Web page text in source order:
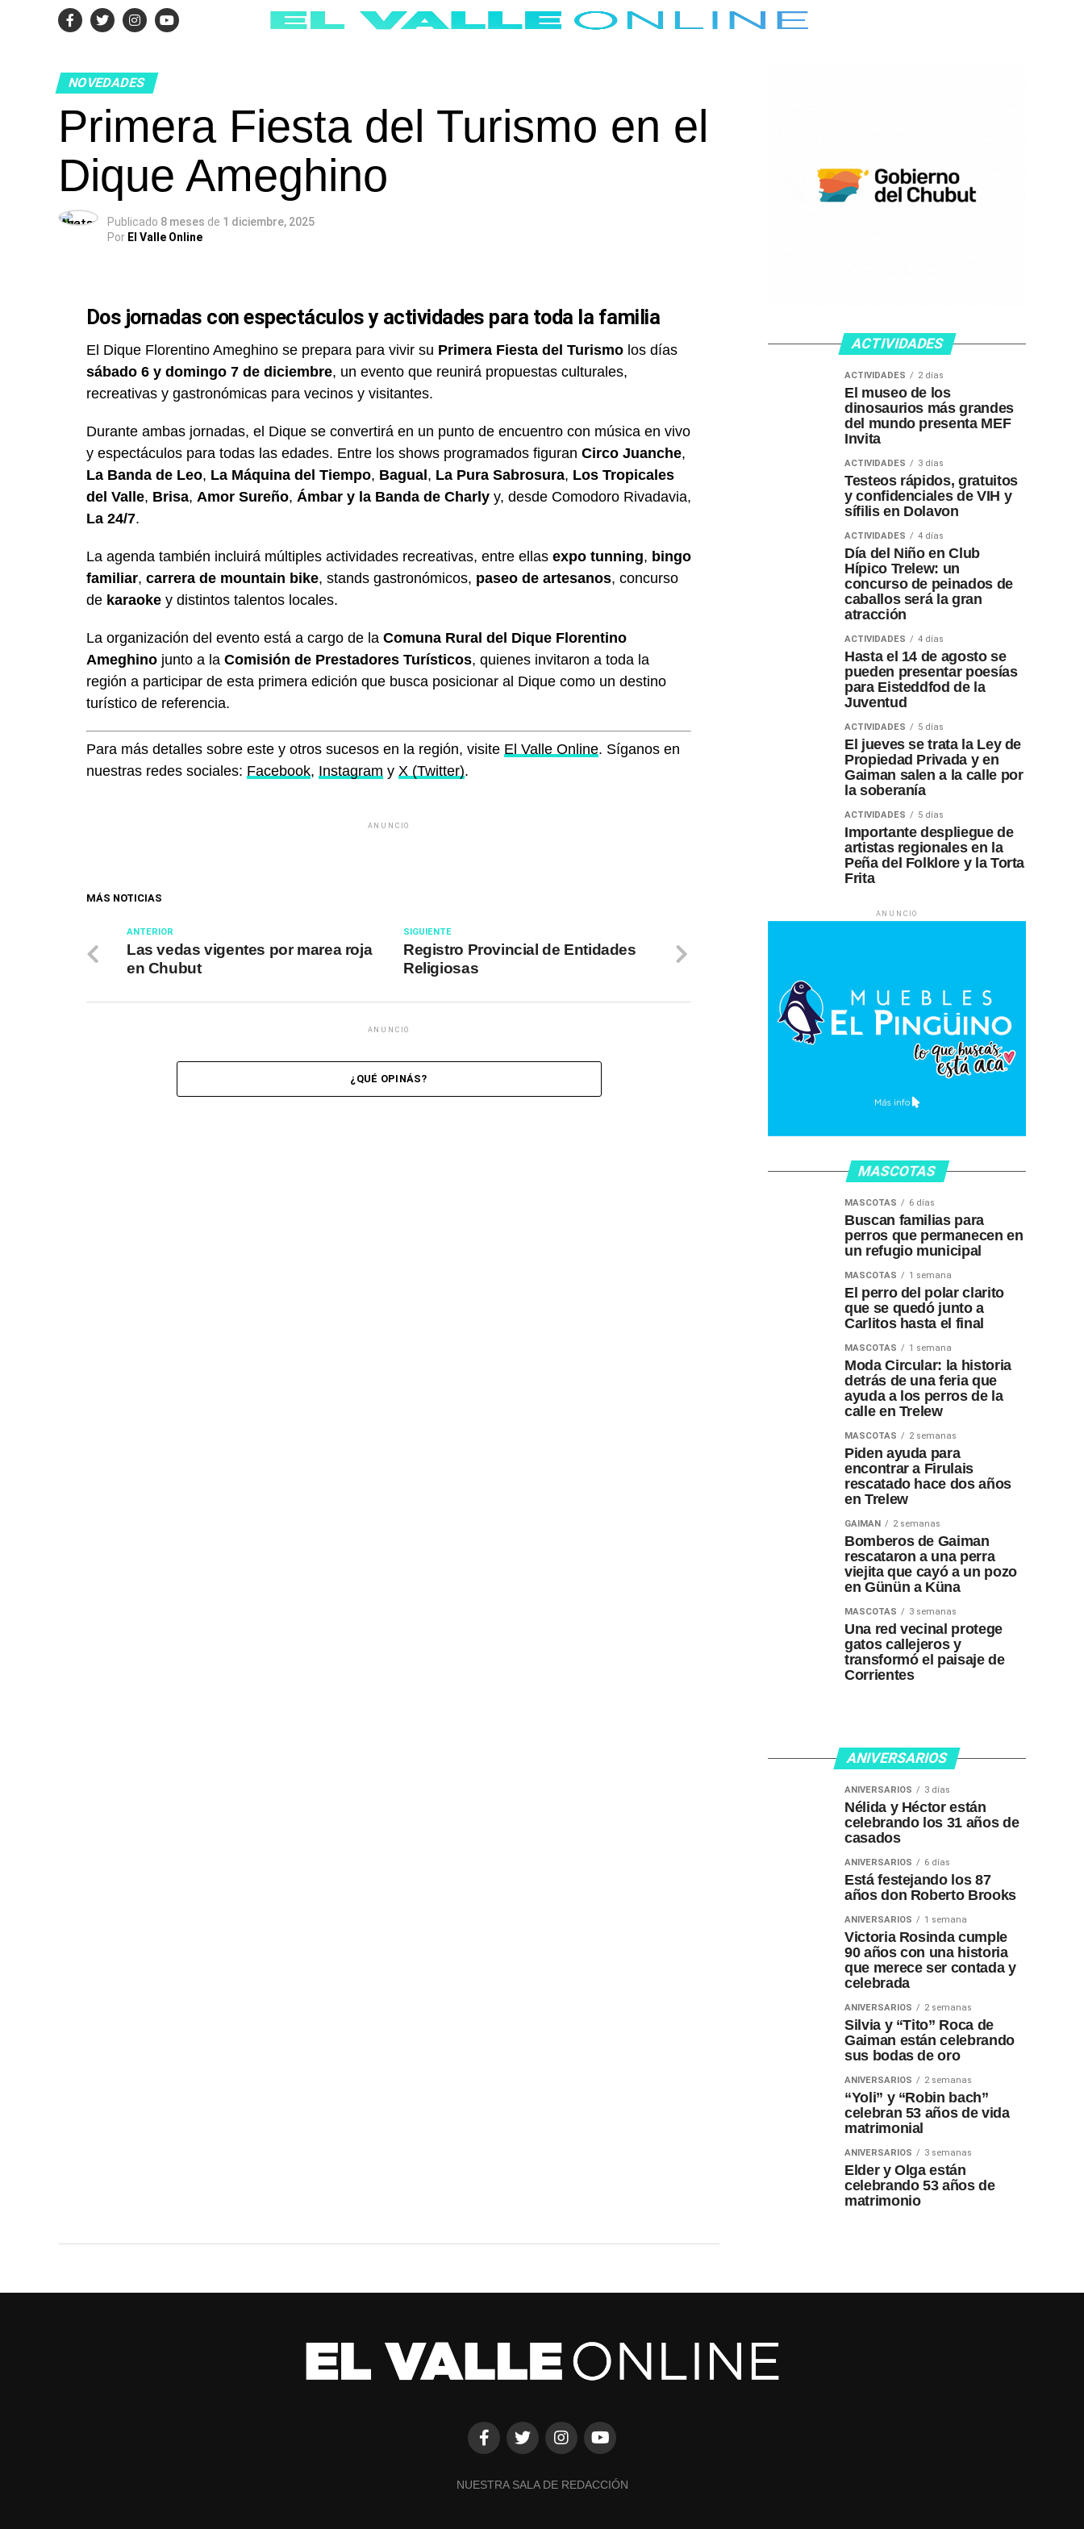
NOVEDADES
Primera Fiesta del Turismo en el
Dique Ameghino
Publicado 8 meses de 1 diciembre, 2025
Por El Valle Online
Dos jornadas con espectáculos y actividades para toda la familia
El Dique Florentino Ameghino se prepara para vivir su Primera Fiesta del Turismo los días
sábado 6 y domingo 7 de diciembre, un evento que reunirá propuestas culturales,
recreativas y gastronómicas para vecinos y visitantes.
Durante ambas jornadas, el Dique se convertirá en un punto de encuentro con música en vivo
y espectáculos para todas las edades. Entre los shows programados figuran Circo Juanche,
La Banda de Leo, La Máquina del Tiempo, Bagual , La Pura Sabrosura, Los Tropicales
del Valle, Brisa, Amor Sureño, Ámbar y la Banda de Charly y, desde Comodoro Rivadavia,
La 24/7.
La agenda también incluirá múltiples actividades recreativas, entre ellas expo tunning, bingo
familiar, carrera de mountain bike, stands gastronómicos, paseo de artesanos, concurso
de karaoke y distintos talentos locales.
La organización del evento está a cargo de la Comuna Rural del Dique Florentino
Ameghino junto a la Comisión de Prestadores Turísticos, quienes invitaron a toda la
región a participar de esta primera edición que busca posicionar al Dique como un destino
turístico de referencia.
Para más detalles sobre este y otros sucesos en la región, visite El Valle Online. Síganos en
nuestras redes sociales: Facebook, Instagram y X (Twitter).
ANUNCIO
MÁS NOTICIAS
SIGUIENTE
Registro Provincial de Entidades
Religiosas
ANTERIOR
Las vedas vigentes por marea roja
en Chubut
ANUNCIO
¿QUÉ OPINÁS?
ACTIVIDADES
ACTIVIDADES 2 días
El museo de los
dinosaurios más grandes
del mundo presenta MEF
Invita
ACTIVIDADES 3 días
Testeos rápidos, gratuitos
y confidenciales de VIH y
sífilis en Dolavon
ACTIVIDADES 4 días
Día del Niño en Club
Hípico Trelew: un
concurso de peinados de
caballos será la gran
atracción
ACTIVIDADES 4 días
Hasta el 14 de agosto se
pueden presentar poesías
para Eisteddfod de la
Juventud
ACTIVIDADES 5 días
El jueves se trata la Ley de
Propiedad Privada y en
Gaiman salen a la calle por
la soberanía
ACTIVIDADES 5 días
Importante despliegue de
artistas regionales en la
Peña del Folklore y la Torta
Frita
ANUNCIO
MASCOTAS
MASCOTAS 6 días
Buscan familias para
perros que permanecen en
un refugio municipal
MASCOTAS 1 semana
El perro del polar clarito
que se quedó junto a
Carlitos hasta el final
MASCOTAS 1 semana
Moda Circular: la historia
detrás de una feria que
ayuda a los perros de la
calle en Trelew
MASCOTAS 2 semanas
Piden ayuda para
encontrar a Firulais
rescatado hace dos años
en Trelew
GAIMAN 2 semanas
Bomberos de Gaiman
rescataron a una perra
viejita que cayó a un pozo
en Günün a Küna
MASCOTAS 3 semanas
Una red vecinal protege
gatos callejeros y
transformó el paisaje de
Corrientes
ANIVERSARIOS
ANIVERSARIOS 3 días
Nélida y Héctor están
celebrando los 31 años de
casados
ANIVERSARIOS 6 días
Está festejando los 87
años don Roberto Brooks
ANIVERSARIOS 1 semana
Victoria Rosinda cumple
90 años con una historia
que merece ser contada y
celebrada
ANIVERSARIOS 2 semanas
Silvia y “Tito” Roca de
Gaiman están celebrando
sus bodas de oro
ANIVERSARIOS 2 semanas
“Yoli” y “Robin bach”
celebran 53 años de vida
matrimonial
ANIVERSARIOS 3 semanas
Elder y Olga están
celebrando 53 años de
matrimonio
NUESTRA SALA DE REDACCIÓN